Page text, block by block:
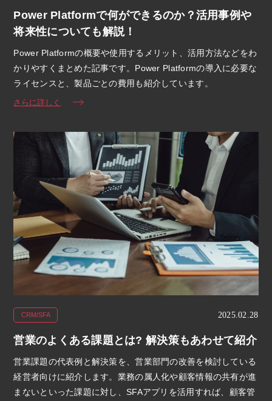
Power Platformで何ができるのか？活用事例や
将来性についても解説！
Power Platformの概要や使用するメリット、活用方法などをわ
かりやすくまとめた記事です。Power Platformの導入に必要な
ライセンスと、製品ごとの費用も紹介しています。
さらに詳しく
CRM/SFA 2025.02.28
営業のよくある課題とは? 解決策もあわせて紹介
営業課題の代表例と解決策を、営業部門の改善を検討している
経営者向けに紹介します。業務の属人化や顧客情報の共有が進
まないといった課題に対し、SFAアプリを活用すれば、顧客管